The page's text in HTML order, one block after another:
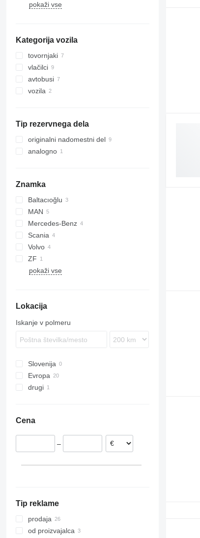
pokaži vse
Kategorija vozila
tovornjaki
vlačilci
avtobusi
vozila
Tip rezervnega dela
originalni nadomestni del
analogno
Znamka
Q-series
Baltacıoğlu
MAN
TGL
TGM
TGS
TGX
Mercedes-Benz
Actros
Antos
Arocs
Scania
P-series
R-series
Volvo
FH
FMX
ZF
pokaži vse
Lokacija
Iskanje v polmeru
Slovenija
Evropa
Portugalska
Poljska
drugi
Cena
–
Tip reklame
prodaja
od proizvajalca